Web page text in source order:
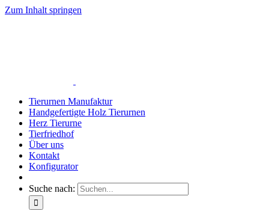
Zum Inhalt springen
Tierurnen Manufaktur
Handgefertigte Holz Tierurnen
Herz Tierurne
Tierfriedhof
Über uns
Kontakt
Konfigurator
Suche nach: